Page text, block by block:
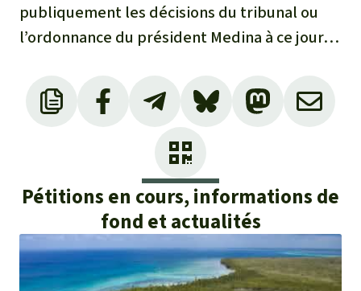
publiquement les décisions du tribunal ou
l’ordonnance du président Medina à ce jour…
Déclaration (en espagnol) du groupe Globalia
sur son projet de complexe hôtelier de luxe,
datant de février 2020
https://www.globalia.com/2020/02/02/leaf-
bayahibe-parque-nacional-verdad_1809/
Pétitions en cours, informations de
fond et actualités